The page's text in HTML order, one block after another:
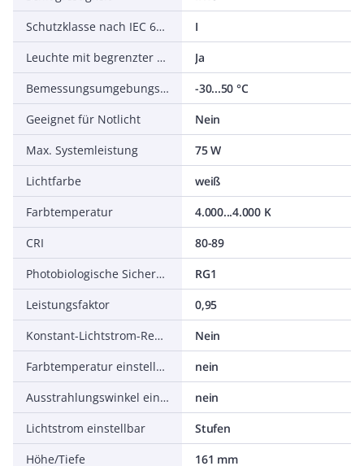
Schutzklasse nach IEC 61140
I
Leuchte mit begrenzter Oberflächentemperatur D-Zeichen nach EN 60598-2-24
Ja
Bemessungsumgebungstemperatur nach IEC 62722-2-1
-30...50 °C
Geeignet für Notlicht
Nein
Max. Systemleistung
75 W
Lichtfarbe
weiß
Farbtemperatur
4.000...4.000 K
CRI
80-89
Photobiologische Sicherheit nach EN 62471
RG1
Leistungsfaktor
0,95
Konstant-Lichtstrom-Regelung
Nein
Farbtemperatur einstellbar
nein
Ausstrahlungswinkel einstellbar
nein
Lichtstrom einstellbar
Stufen
Höhe/Tiefe
161 mm